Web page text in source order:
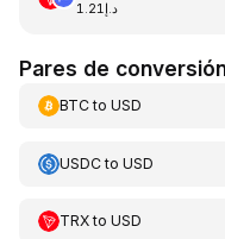
د.إ1.21
Pares de
BTCto USD
USDCto USD
TRXto USD